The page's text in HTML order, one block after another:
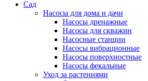
Сад
Насосы для дома и дачи
Насосы дренажные
Насосы для скважин
Насосные станции
Насосы вибрационные
Насосы поверхностные
Насосы фекальные
Уход за растениями